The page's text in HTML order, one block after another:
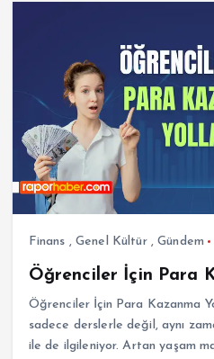
Finans , Genel Kültür,Gündem
Öğrenciler İçin Para
Öğrenciler İçin Para Kazanma
sadece derslerle değil, aynı
ile de ilgileniyor. Artan yaşam